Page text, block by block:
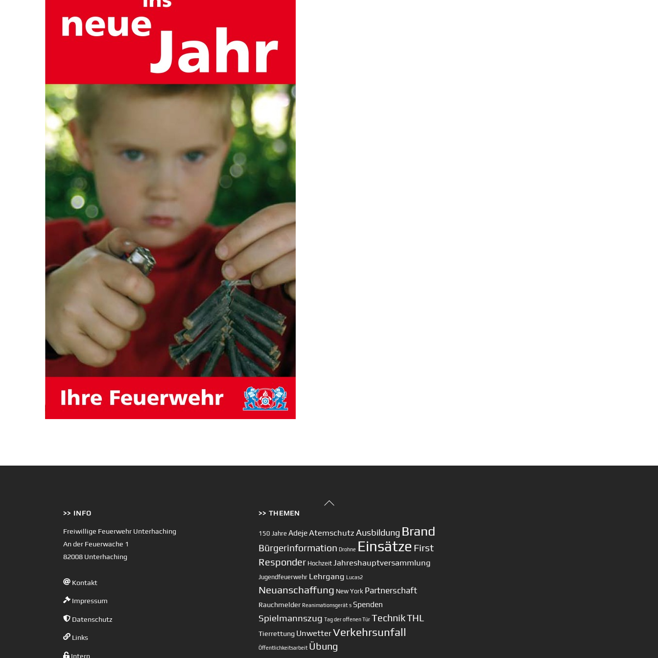
Back
>> INFO
Freiwillige Feuerwehr Unterhaching
An der Feuerwache 1
82008 Unterhaching
Kontakt
Impressum
Datenschutz
Links
Intern
>> THEMEN
150 Jahre AdejeAtemschutz Ausbildung Brand
Bürgerinformation Drohne Einsätze First
Responder Hochzeit Jahreshauptversammlung
Jugendfeuerwehr Lehrgang Lucas2
Neuanschaffung New York Partnerschaft
Rauchmelder Reanimationsgerät s Spenden
Spielmannszug Tag der offenen Tür TechnikTHL
Tierrettung UnwetterVerkehrsunfall
Öffentlichkeitsarbeit Übung